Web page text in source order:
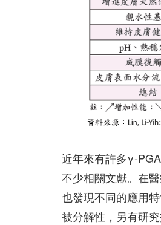
近年來有許多γ-
不少相關文獻。在
也發現不同的應用
被分解性，另有研